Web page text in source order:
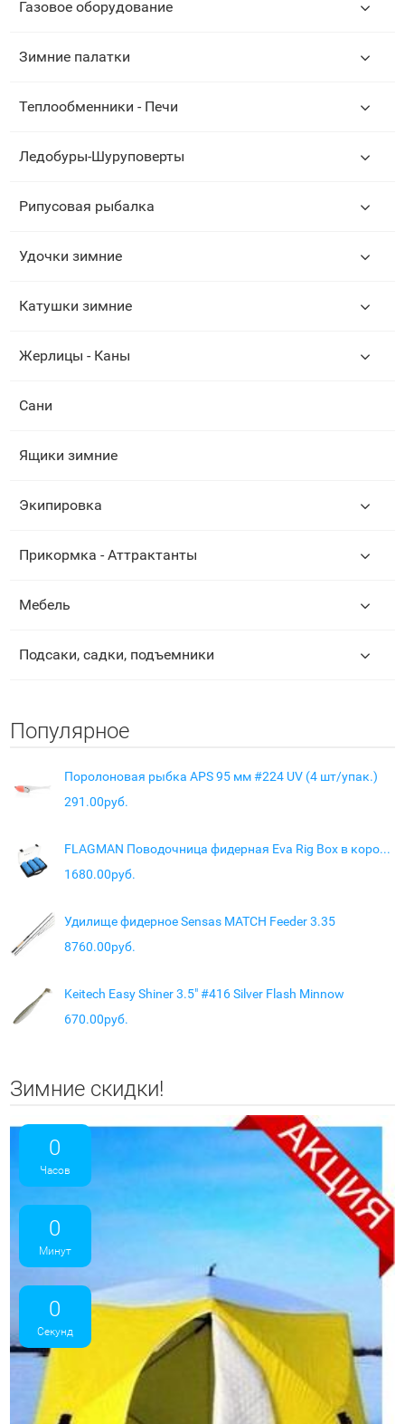
Газовое оборудование
Зимние палатки
Теплообменники - Печи
Ледобуры-Шуруповерты
Рипусовая рыбалка
Удочки зимние
Катушки зимние
Жерлицы - Каны
Сани
Ящики зимние
Экипировка
Прикормка - Аттрактанты
Мебель
Подсаки, садки, подъемники
Популярное
Поролоновая рыбка APS 95 мм #224 UV (4 шт/упак.)
291.00руб.
FLAGMAN Поводочница фидерная Eva Rig Box в коробке 24шт
1680.00руб.
Удилище фидерное Sensas MATCH Feeder 3.35
8760.00руб.
Keitech Easy Shiner 3.5" #416 Silver Flash Minnow
670.00руб.
Зимние скидки!
0
Часов
0
Минут
0
Секунд